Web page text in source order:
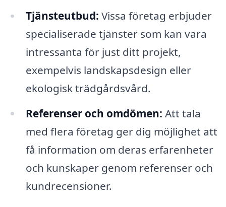
Tjänsteutbud: Vissa företag erbjuder
specialiserade tjänster som kan vara
intressanta för just ditt projekt,
exempelvis landskapsdesign eller
ekologisk trädgårdsvård.
Referenser och omdömen: Att tala
med flera företag ger dig möjlighet att
få information om deras erfarenheter
och kunskaper genom referenser och
kundrecensioner.